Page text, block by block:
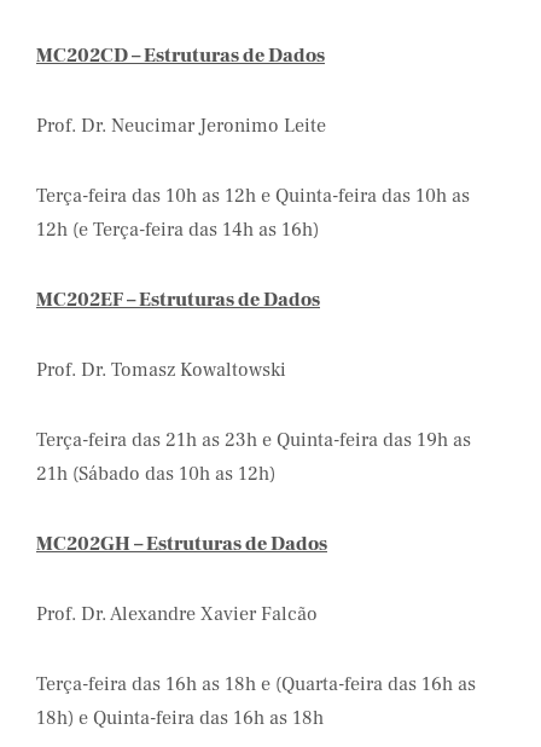
MC202CD – Estruturas de Dados
Prof. Dr. Neucimar Jeronimo Leite
Terça-feira das 10h as 12h e Quinta-feira das 10h as
12h (e Terça-feira das 14h as 16h)
MC202EF – Estruturas de Dados
Prof. Dr. Tomasz Kowaltowski
Terça-feira das 21h as 23h e Quinta-feira das 19h as
21h (Sábado das 10h as 12h)
MC202GH – Estruturas de Dados
Prof. Dr. Alexandre Xavier Falcão
Terça-feira das 16h as 18h e (Quarta-feira das 16h as
18h) e Quinta-feira das 16h as 18h